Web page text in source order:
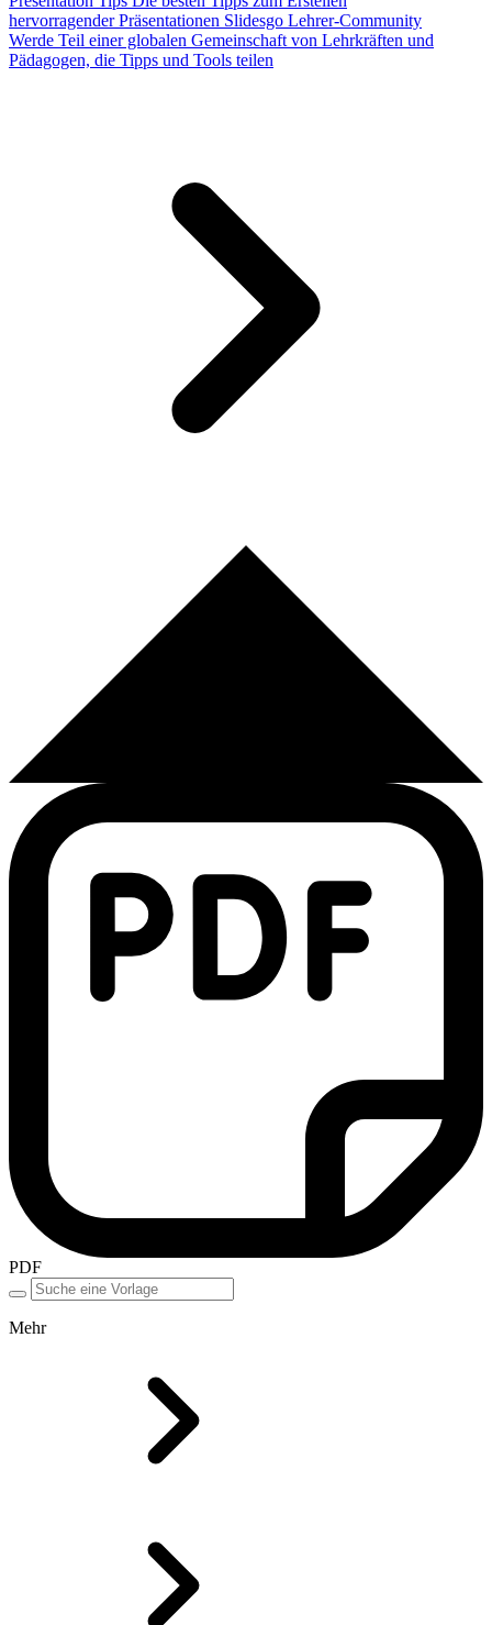
hervorragender Präsentationen Slidesgo Lehrer-Community
Werde Teil einer globalen Gemeinschaft von Lehrkräften und
Pädagogen, die Tipps und Tools teilen
PDF
Mehr